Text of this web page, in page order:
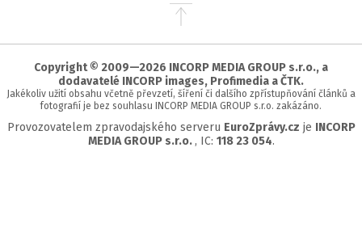
Přejít
stránky
Copyright © 2009—2026 INCORP MEDIA GROUP s.r.o., a
dodavatelé INCORP images, Profimedia a ČTK.
Jakékoliv užití obsahu včetně převzetí, šíření či dalšího zpřístupňování článků a
fotografií je bez souhlasu INCORP MEDIA GROUP s.r.o. zakázáno.
Provozovatelem zpravodajského serveru EuroZprávy.cz je INCORP
MEDIA GROUP s.r.o. , IC: 118 23 054.